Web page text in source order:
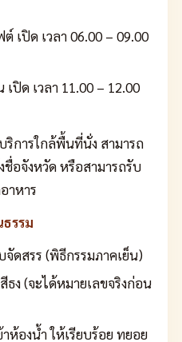
เปิด เวลา 06.00 – 09.00
ปิด เวลา 11.00 – 12.00
ริการใกล้พื้นที่นั่ง สามารถ
อจังหวัด หรือสามารถรับ
าหาร
รรม
ดสรร (พิธีกรรมภาคเย็น)
ง (จะได้หมายเลขจริงก่อน
ห้องน้ำ ให้เรียบร้อย ทยอย